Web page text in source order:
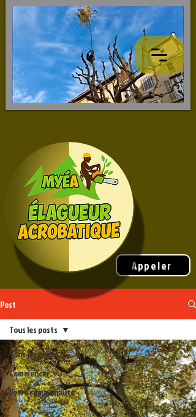
Appeler
Post
Tous les posts
Commencer
Votre communauté
Tous les posts